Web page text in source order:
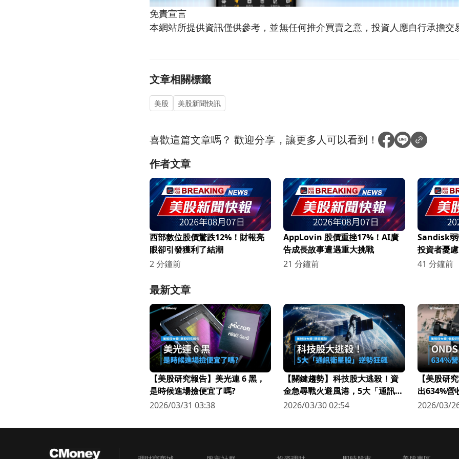
免責宣言
本網站所提供資訊僅供參考，並無任何推介買賣之意，投資人應自行承擔交
文章相關標籤
美股 美股新聞快訊
喜歡這篇文章嗎？歡迎分享，讓更多人可以看到！
作者文章
西部數位股價驚跌12%！財報亮
眼卻引發獲利了結潮
2 分鐘前
AppLovin 股價重挫17%！AI廣
告成長故事遭遇重大挑戰
21 分鐘前
Sandisk弱
投資者憂
41 分鐘前
最新文章
【美股研究報告】美光連 6 黑，
是時候進場撿便宜了嗎?
2026/03/31 03:38
【關鍵趨勢】科技股大逃殺！資
金急尋戰火避風港，5大「通訊衛
星股」逆勢狂飆
2026/03/30 02:54
【美股研
出634%營
科技新星
2026/03/